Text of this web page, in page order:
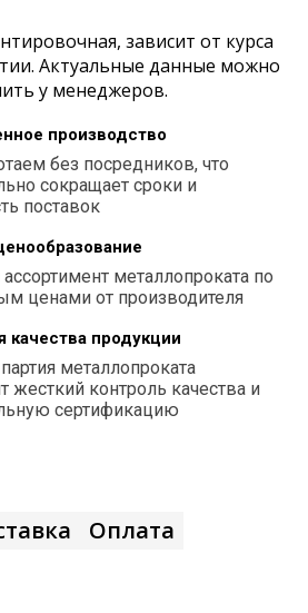
зависит от курса
Актуальные данные можно
у менеджеров.
производство
без посредников, что
сокращает сроки и
поставок
металлопроката по
ценами от производителя
качества продукции
металлопроката
жесткий контроль качества и
сертификацию
Оплата